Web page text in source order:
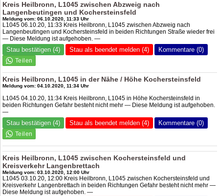
Kreis Heilbronn, L1045 zwischen Abzweig nach
Langenbeutingen und Kochersteinsfeld
Meldung vom: 06.10.2020, 11:33 Uhr
L1045 06.10.20, 11:33 Kreis Heilbronn, L1045 zwischen Abzweig nach
Langenbeutingen und Kochersteinsfeld in beiden Richtungen Straße wieder frei
— Diese Meldung ist aufgehoben. —
Stau bestätigen (4) Stau als beendet melden (4) Kommentare (0)
Kreis Heilbronn, L1045 in der Nähe / Höhe Kochersteinsfeld
Meldung vom: 04.10.2020, 11:34 Uhr
L1045 04.10.20, 11:34 Kreis Heilbronn, L1045 in Höhe Kochersteinsfeld in
beiden Richtungen Gefahr besteht nicht mehr — Diese Meldung ist aufgehoben.
—
Stau bestätigen (4) Stau als beendet melden (4) Kommentare (0)
Kreis Heilbronn, L1045 zwischen Kochersteinsfeld und
Kreisverkehr Langenbrettach
Meldung vom: 03.10.2020, 12:00 Uhr
L1045 03.10.20, 12:00 Kreis Heilbronn, L1045 zwischen Kochersteinsfeld und
Kreisverkehr Langenbrettach in beiden Richtungen Gefahr besteht nicht mehr —
Diese Meldung ist aufgehoben. —